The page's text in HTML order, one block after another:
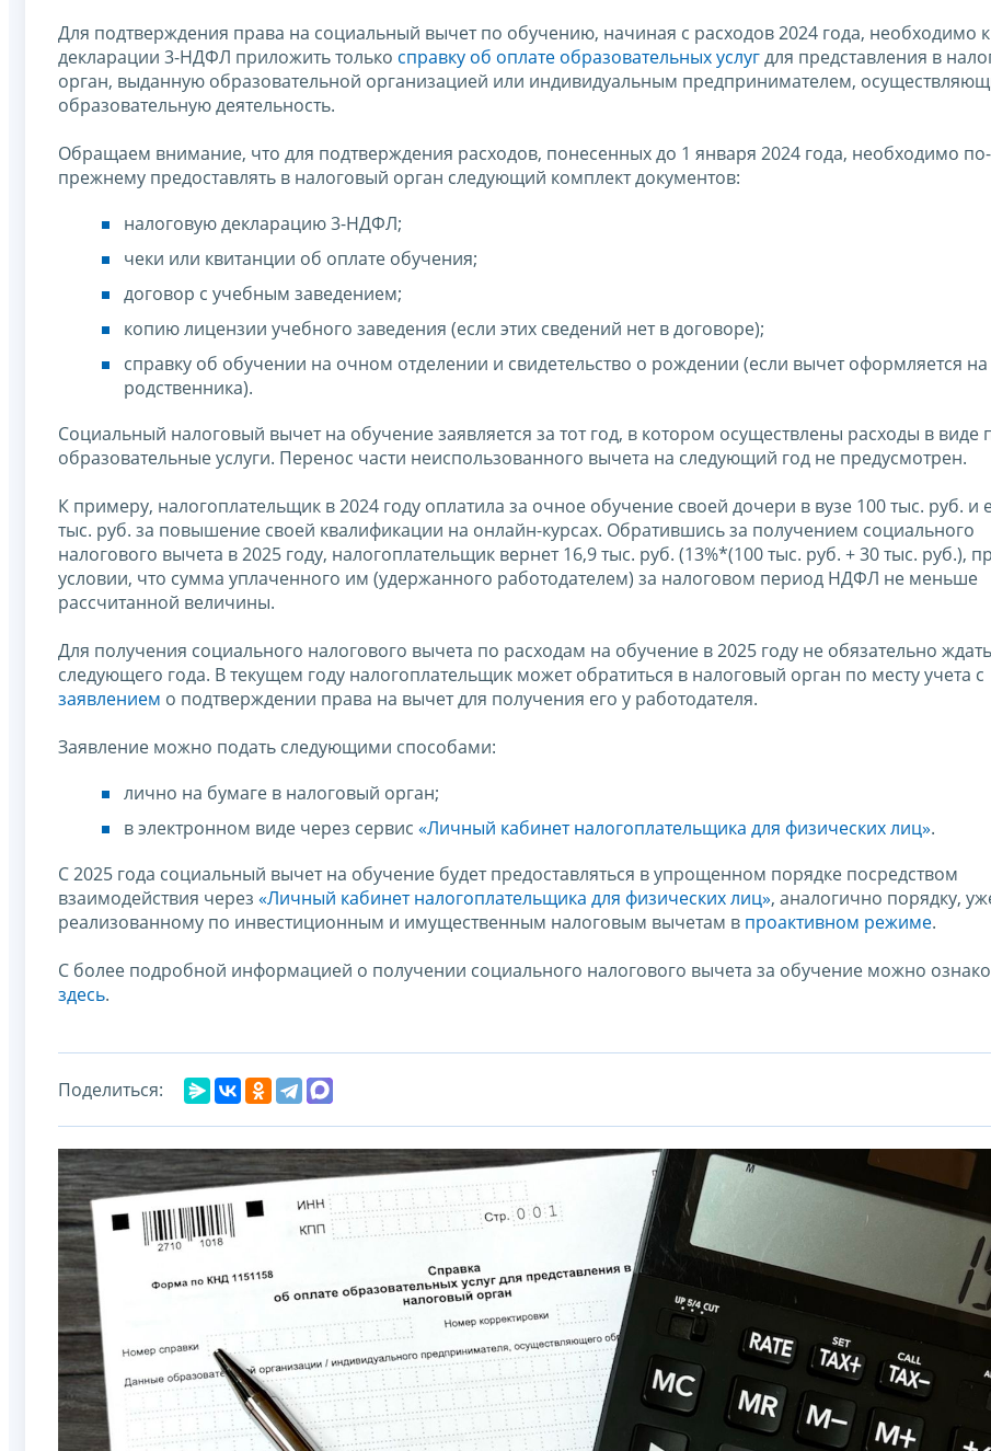
Для подтверждения права на социальный вычет по обучению, начиная с расходов 2024 года, необходимо к
декларации 3-НДФЛ приложить только справку об оплате образовательных услугдля представления в
орган, выданную образовательной организацией или индивидуальным предпринимателем,
образовательную деятельность.
Обращаем внимание, что для подтверждения расходов, понесенных до 1 января 2024 года, необходимо по-
прежнему предоставлять в налоговый орган следующий комплект документов:
налоговую декларацию 3-НДФЛ;
чеки или квитанции об оплате обучения;
договор с учебным заведением;
копию лицензии учебного заведения (если этих сведений нет в договоре);
справку об обучении на очном отделении и свидетельство о рождении (если вычет оформляется на
родственника).
Социальный налоговый вычет на обучение заявляется за тот год, в котором осуществлены расходы в виде
образовательные услуги. Перенос части неиспользованного вычета на следующий год не предусмотрен.
К примеру, налогоплательщик в 2024 году оплатила за очное обучение своей дочери в вузе 100 тыс. руб. и
тыс. руб. за повышение своей квалификации на онлайн-курсах. Обратившись за получением социального
налогового вычета в 2025 году, налогоплательщик вернет 16,9 тыс. руб. (13%*(100 тыс. руб. + 30 тыс. руб.),
условии, что сумма уплаченного им (удержанного работодателем) за налоговом период НДФЛ не меньше
рассчитанной величины.
Для получения социального налогового вычета по расходам на обучение в 2025 году не обязательно ждать
следующего года. В текущем году налогоплательщик может обратиться в налоговый орган по месту учета с
заявлением о подтверждении права на вычет для получения его у работодателя.
Заявление можно подать следующими способами:
лично на бумаге в налоговый орган;
в электронном виде через сервис «Личный кабинет налогоплательщика для физических лиц».
С 2025 года социальный вычет на обучение будет предоставляться в упрощенном порядке посредством
взаимодействия через «Личный кабинет налогоплательщика для физических лиц», аналогично порядку,
реализованному по инвестиционным и имущественным налоговым вычетам в проактивном режиме.
С более подробной информацией о получении социального налогового вычета за обучение можно
здесь.
Поделиться: